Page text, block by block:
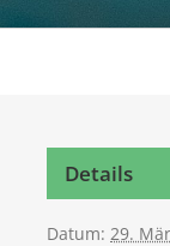
Details
Datum: 29.